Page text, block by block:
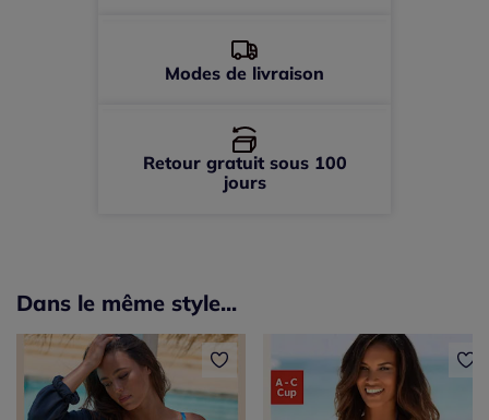
Modes de livraison
Retour gratuit sous 100
jours
Dans le même style...